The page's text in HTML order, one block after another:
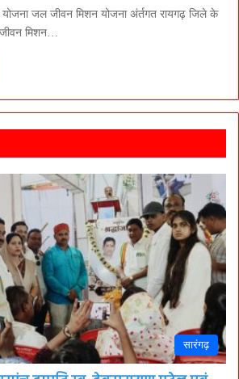
योजना जल जीवन मिशन योजना अंर्तगत रायगढ़ जिले के
मिशन…
सारंगढ़